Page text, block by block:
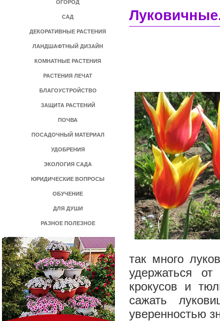
ОГОРОД
САД
ДЕКОРАТИВНЫЕ РАСТЕНИЯ
ЛАНДШАФТНЫЙ ДИЗАЙН
КОМНАТНЫЕ РАСТЕНИЯ
РАСТЕНИЯ ЛЕЧАТ
БЛАГОУСТРОЙСТВО
ЗАЩИТА РАСТЕНИЙ
ПОЧВА
ПОСАДОЧНЫЙ МАТЕРИАЛ
УДОБРЕНИЯ
ЭКОЛОГИЯ САДА
ЮРИДИЧЕСКИЕ ВОПРОСЫ
ОБУЧЕНИЕ
ДЛЯ ДУШИ
РАЗНОЕ ПОЛЕЗНОЕ
так много
удержаться
крокусов и
сажать
уверенностью